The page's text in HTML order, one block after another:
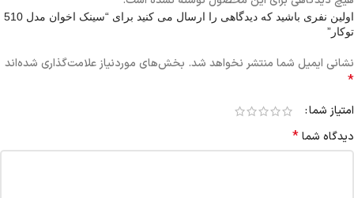
اولین نفری باشید که دیدگاهی را ارسال می کنید برای “سینک اخوان مدل 510
توکار”
نشانی ایمیل شما منتشر نخواهد شد. بخش‌های موردنیاز علامت‌گذاری شده‌اند
*
امتیاز شما
دیدگاه شما*